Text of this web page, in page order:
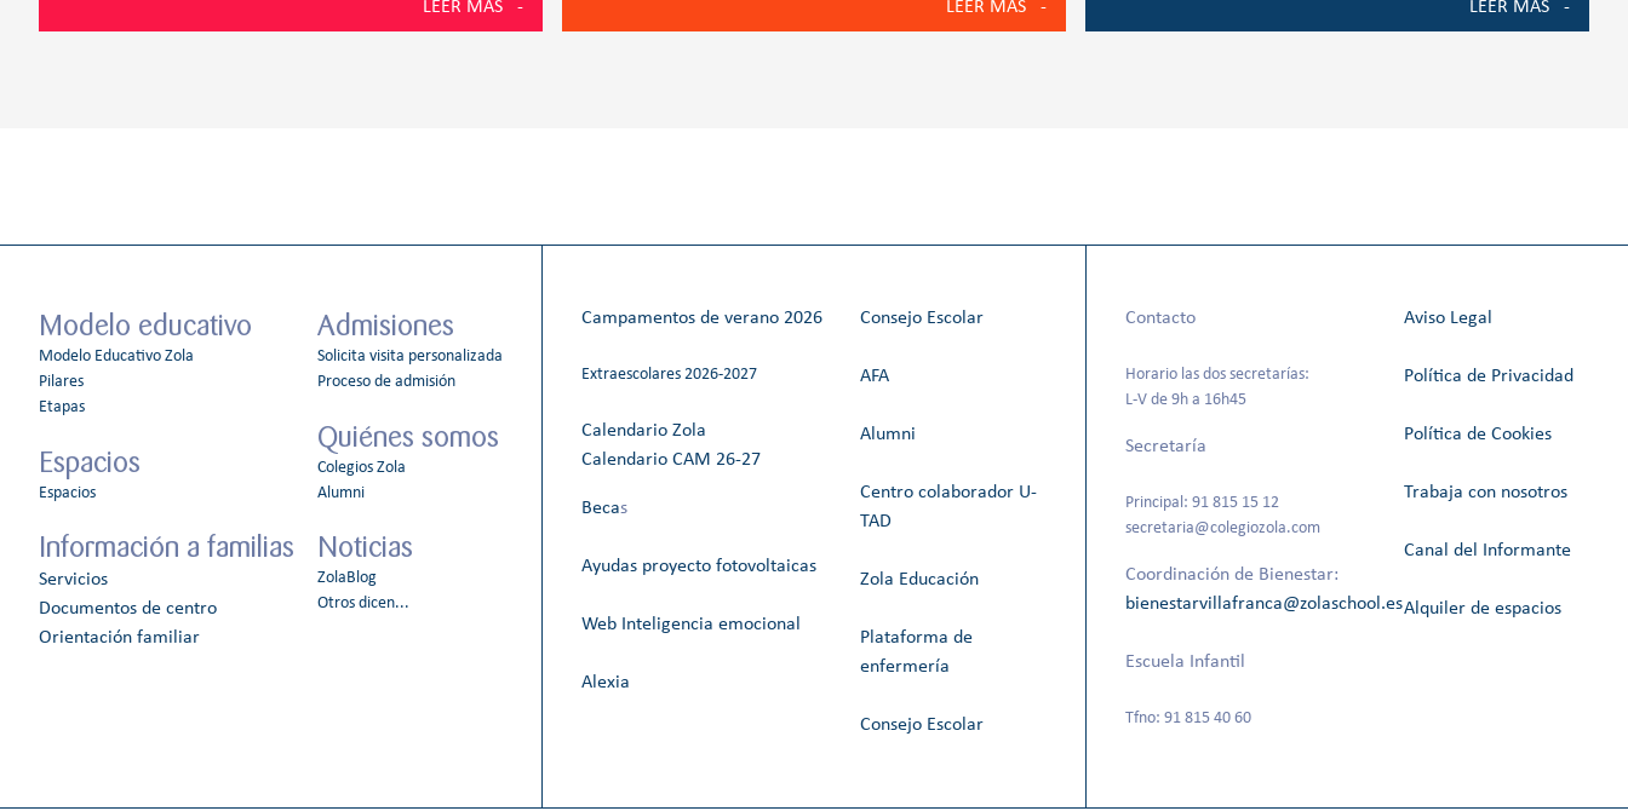
LEER MÁS LEER MÁS
LEER MÁS
Modelo educativo
Modelo Educativo Zola
Pilares
Etapas
Espacios
Espacios
Información a familias
Servicios
Documentos de centro
Orientación familiar
Admisiones
Solicita visita personalizada
Proceso de admisión
Quiénes somos
Colegios Zola
Alumni
Noticias
ZolaBlog
Otros dicen...
Campamentos de verano 2026
Extraescolares 2026-2027
Calendario Zola
Calendario CAM 26-27
Becas
Ayudas proyecto fotovoltaicas
Web Inteligencia emocional
Alexia
Consejo Escolar
AFA
Alumni
Centro colaborador U-
TAD
Zola Educación
Plataforma de
enfermería
Consejo Escolar
Contacto
Horario las dos secretarías:
L-V de 9h a 16h45
Secretaría
Principal: 91 815 15 12
secretaria@colegiozola.com
Coordinación de Bienestar:
bienestarvillafranca@zolaschool.es
Escuela Infantil
Tfno: 91 815 40 60
Aviso Legal
Política de Privacidad
Política de Cookies
Trabaja con nosotros
Canal del Informante
Alquiler de espacios